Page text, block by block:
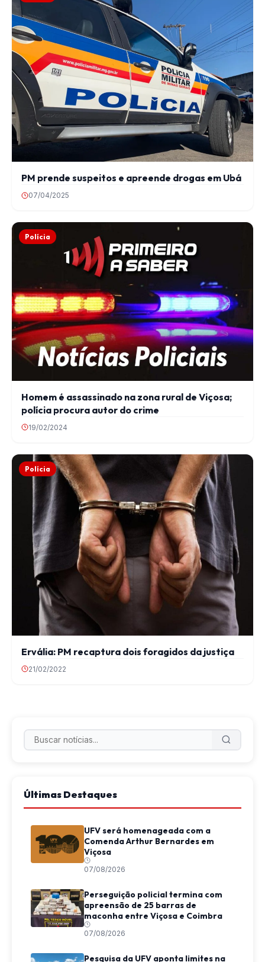
PM prende suspeitos e apreende drogas em Ubá
07/04/2025
Polícia
Homem é assassinado na zona rural de Viçosa;
polícia procura autor do crime
19/02/2024
Polícia
Ervália: PM recaptura dois foragidos da justiça
21/02/2022
Últimas Destaques
UFV será homenageada com a
Comenda Arthur Bernardes em
Viçosa
07/08/2026
Perseguição policial termina com
apreensão de 25 barras de
maconha entre Viçosa e Coimbra
07/08/2026
Pesquisa da UFV aponta limites na